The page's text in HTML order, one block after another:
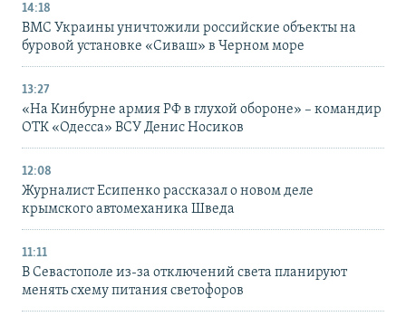
14:18
ВМС Украины уничтожили российские объекты на
буровой установке «Сиваш» в Черном море
13:27
«На Кинбурне армия РФ в глухой обороне» – командир
ОТК «Одесса» ВСУ Денис Носиков
12:08
Журналист Есипенко рассказал о новом деле
крымского автомеханика Шведа
11:11
В Севастополе из-за отключений света планируют
менять схему питания светофоров